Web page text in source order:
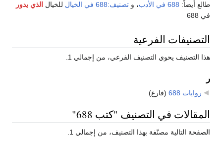
طالع أيضاً: 688 في الأدب ، و تصنيف:688 في الخيال للخيال الذي يدور
في 688
التصنيفات الفرعية
هذا التصنيف يحوي التصنيف الفرعي، من إجمالي 1.
ر
روايات 688 (فارغ)
المقالات في التصنيف "كتب 688"
الصفحة التالية مصنّفة بهذا التصنيف، من إجمالي 1.